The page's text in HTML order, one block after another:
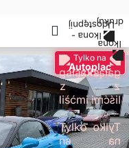
Tylko na
Autoplac